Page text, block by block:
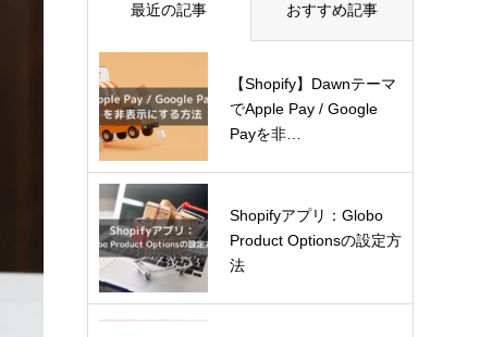
最近の記事 おすすめ記事
【Shopify】Dawnテーマ
でApple Pay / Google
Payを非…
Shopifyアプリ：Globo
Product Optionsの設定方
法